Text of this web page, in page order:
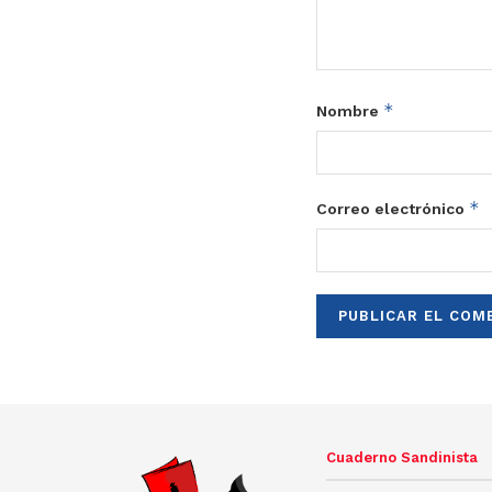
Nombre *
Correo electrónico *
Cuaderno Sandinista